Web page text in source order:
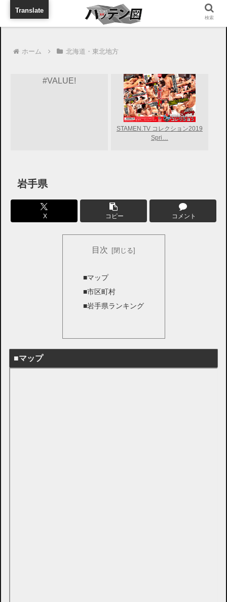
旅行に出張に待ち合わせに
ホーム 北海道・東北地方
#VALUE!
STAMEN.TV コレクション2019
Spri…
岩手県
X コピー コメント
目次
■マップ
■市区町村
■岩手県ランキング
■マップ
検索
Translate